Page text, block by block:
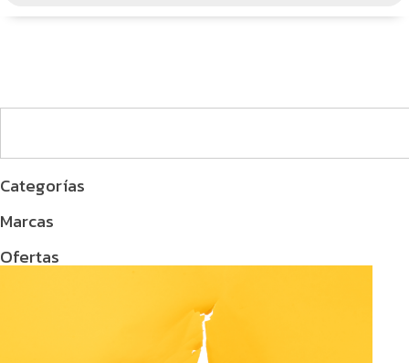
Categorías
Marcas
Ofertas